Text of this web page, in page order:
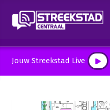
Jouw Streekstad Live